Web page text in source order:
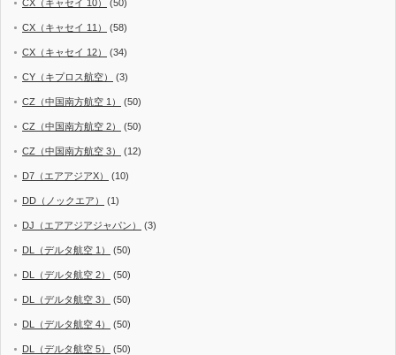
CX（キャセイ 10） (50)
CX（キャセイ 11） (58)
CX（キャセイ 12） (34)
CY（キプロス航空） (3)
CZ（中国南方航空 1） (50)
CZ（中国南方航空 2） (50)
CZ（中国南方航空 3） (12)
D7（エアアジアX） (10)
DD（ノックエア） (1)
DJ（エアアジアジャパン） (3)
DL（デルタ航空 1） (50)
DL（デルタ航空 2） (50)
DL（デルタ航空 3） (50)
DL（デルタ航空 4） (50)
DL（デルタ航空 5） (50)